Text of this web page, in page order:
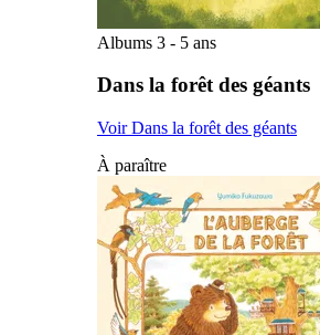
Albums 3 - 5 ans
Dans la forêt des géants
Voir Dans la forêt des géants
À paraître